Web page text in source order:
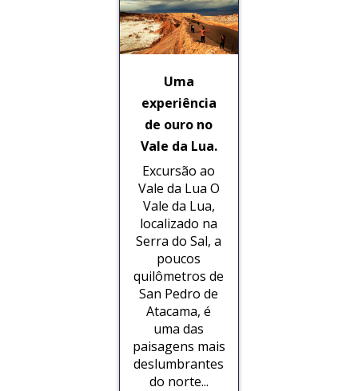
Uma
experiência
de ouro no
Vale da Lua.
Excursão ao
Vale da Lua O
Vale da Lua,
localizado na
Serra do Sal, a
poucos
quilômetros de
San Pedro de
Atacama, é
uma das
paisagens mais
deslumbrantes
do norte...